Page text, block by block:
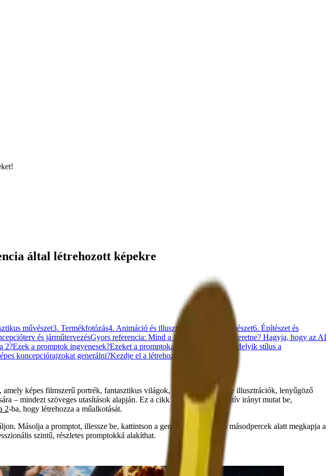
által létrehozott képekre
művészet3. Termékfotózás4. Animáció és illusztráció 5. Táj és természet6. Építészet és
és járműtervezésGyors referencia: Mind a 10 prompt
Többet szeretne? Hagyja, hogy az AI
2?Ezek a promptok ingyenesek?Ezeket a promptokat lehet módosítani?
Melyik stílus a
koncepciórajzokat generálni?Kezdje el a létrehozást
képes filmszerű portrék, fantasztikus világok, termékfotók, anime illusztrációk, lenyűgöző
– mindezt szöveges utasítások alapján. Ez a cikk 10 különböző kreatív irányt mutat be,
2-ba, hogy létrehozza a műalkotását.
Másolja a promptot, illessze be, kattintson a generálás gombra, és másodpercek alatt megkapja a
szintű, részletes promptokká alakíthat.